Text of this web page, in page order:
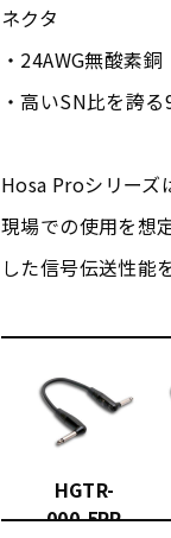
ネクタ
・24AWG無酸素
・高いSN比を誇
Hosa Proシリーズ
現場での使用を想
した信号伝送性能
HGTR-
000.5RR